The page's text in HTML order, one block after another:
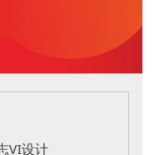
VI设计